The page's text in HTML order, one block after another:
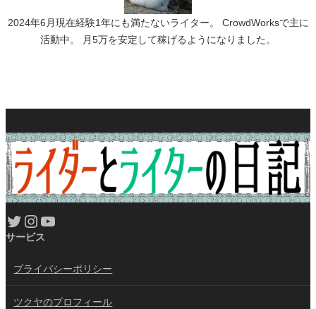
2024年6月現在経験1年にも満たないライター。 CrowdWorksで主に
活動中。 月5万を安定して稼げるようになりました。
Twitter Instagram YouTube
サービス
プライバシーポリシー
ツクヤのプロフィール